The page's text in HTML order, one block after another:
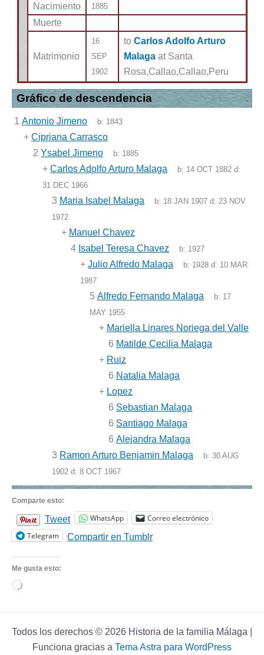
Nacimiento
1885
Muerte
Matrimonio
16
SEP
1902
to Carlos Adolfo Arturo
Malaga at Santa
Rosa,Callao,Callao,Peru
Gráfico de descendencia
1 Antonio Jimeno b: 1843
+ Cipriana Carrasco
2 Ysabel Jimeno b: 1885
+ Carlos Adolfo Arturo Malaga b: 14 OCT 1882 d:
31 DEC 1966
3 Maria Isabel Malaga b: 18 JAN 1907 d:23 NOV
1972
+ Manuel Chavez
4 Isabel Teresa Chavez b: 1927
+ Julio Alfredo Malaga b: 1928 d: 10 MAR
1987
5 Alfredo Fernando Malaga b: 17
MAY 1955
+ Mariella Linares Noriega del Valle
6 Matilde Cecilia Malaga
+ Ruiz
6 Natalia Malaga
+ Lopez
6 Sebastian Malaga
6 Santiago Malaga
6 Alejandra Malaga
3 Ramon Arturo Benjamin Malaga b:30 AUG
1902 d: 8 OCT 1967
Comparte esto:
Tweet WhatsApp
Correo electrónico
Telegram
Compartir en Tumblr
Me gusta esto:
Cargando...
Todos los derechos © 2026 Historia de la familia Málaga |
Funciona gracias a Tema Astra para WordPress